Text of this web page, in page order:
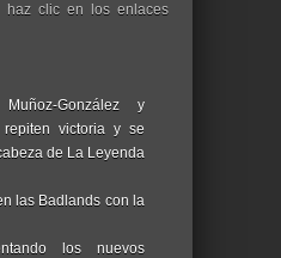
haz clic en los enlaces
González y
repiten victoria y se
de La Leyenda
las Badlands con la
los nuevos